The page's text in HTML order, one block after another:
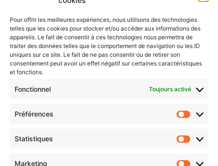
Pour offrir les meilleures expériences, nous utilisons des technologies
telles que les cookies pour stocker et/ou accéder aux informations des
appareils. Le fait de consentir à ces technologies nous permettra de
traiter des données telles que le comportement de navigation ou les ID
uniques sur ce site. Le fait de ne pas consentir ou de retirer son
consentement peut avoir un effet négatif sur certaines caractéristiques
et fonctions.
Fonctionnel Toujours activé
Préférences
Statistiques
Marketing
La Louvière (à préciser)
Concertation locale de l’aide
alimentaire du Cœur du Hainaut
Groupe de travail
“Etablissements d’enseignement
supérieur”